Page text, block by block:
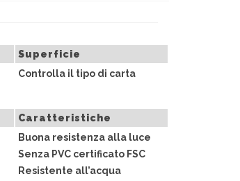
Superficie
Controlla il tipo di carta
Caratteristiche
Buona resistenza alla luce
Senza PVC certificato FSC
Resistente all’acqua